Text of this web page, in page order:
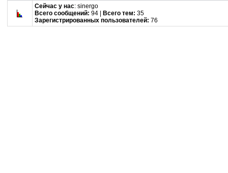
Сейчас у нас: sinergo
Всего сообщений: 94 | Всего тем: 35
Зарегистрированных пользователей: 76